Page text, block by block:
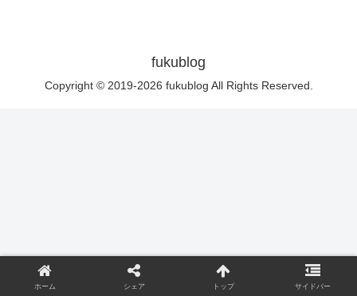
fukublog
Copyright © 2019-2026 fukublog All Rights Reserved.
ホーム シェア トップ サイドバー